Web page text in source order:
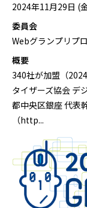
2024年11月29日 (
委員会
Webグランプリプ
概要
340社が加盟（
タイザーズ協会 デ
都中央区銀座 代表
（http...